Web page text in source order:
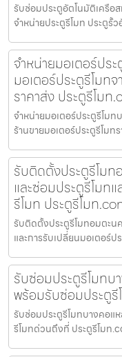
รับซ่อมประตูอัตโนมัติเครื
จำหน่ายประตูรีโมท ประตูรั้
จำหน่ายมอเตอร์ปร
มอเตอร์ประตูรีโมท
ราคาส่ง ประตูรีโมท
จำหน่ายมอเตอร์ประตูรีโม
ร้านขายมอเตอร์ประตูรีโม
รับติดตั้งประตูรีโมท
และซ่อมประตูรีโมท
รีโมท ประตูรีโมท
รับติดตั้งประตูรีโมทอมตะน
และการรับเปลี่ยนมอเตอร์
รับซ่อมประตูรีโมทบ
พร้อมรับซ่อมประตู
รับซ่อมประตูรีโมทบางคอแ
รีโมทด่วนถึงที่ ประตูรีโมท